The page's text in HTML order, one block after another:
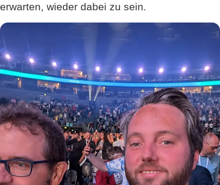
erwarten, wieder dabei zu sein.